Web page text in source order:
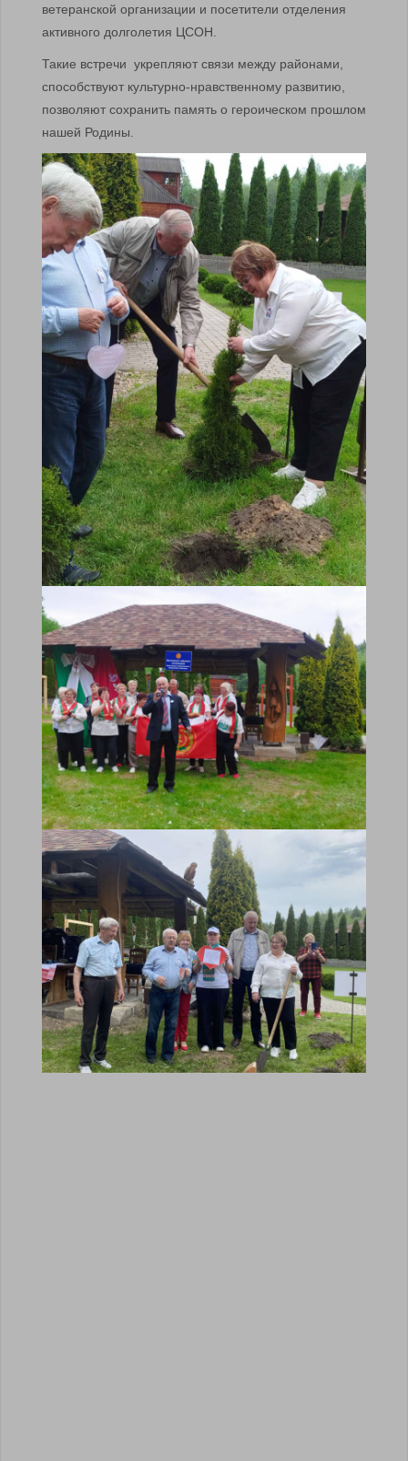
ветеранской организации и посетители отделения
активного долголетия ЦСОН.
Такие встречи укрепляют связи между районами,
способствуют культурно-нравственному развитию,
позволяют сохранить память о героическом прошлом
нашей Родины.